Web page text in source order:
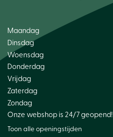
Maandag
Dinsdag
Woensdag
Donderdag
Vrijdag
Zaterdag
Zondag
Onze webshop is 24/7 geopend!
Toon alle openingstijden